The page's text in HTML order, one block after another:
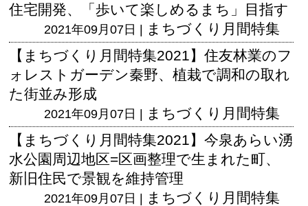
住宅開発、「歩いて楽しめるまち」目指す
2021年09月07日 | まちづくり月間特集
【まちづくり月間特集2021】住友林業のフ
ォレストガーデン秦野、植栽で調和の取れ
た街並み形成
2021年09月07日 | まちづくり月間特集
【まちづくり月間特集2021】今泉あらい湧
水公園周辺地区=区画整理で生まれた町、
新旧住民で景観を維持管理
2021年09月07日 | まちづくり月間特集